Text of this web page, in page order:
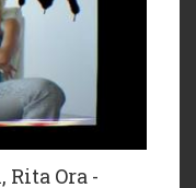
Rita Ora -